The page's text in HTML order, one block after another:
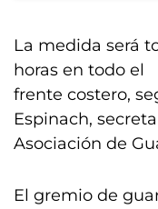
La medida será
horas en todo el
frente costero,
Espinach,
Asociación de
El gremio de